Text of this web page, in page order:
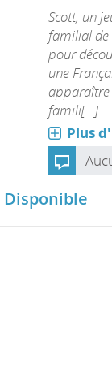
Scott, un
familial de
pour
une
apparaître
famili[...]
Plus
Disponible